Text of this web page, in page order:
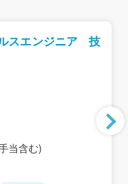
スエンジニア 技
」よりバス15分
当含む)